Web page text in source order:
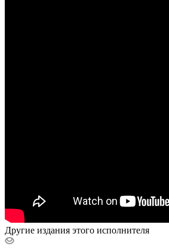
Другие издания этого исполнителя